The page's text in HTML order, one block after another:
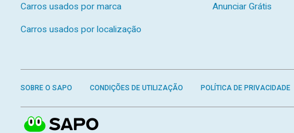
Carros usados por marca
Carros usados por localização
Anunciar Grátis
SOBRE O SAPO CONDIÇÕES DE UTILIZAÇÃO POLÍTICA DE PRIVACIDADE